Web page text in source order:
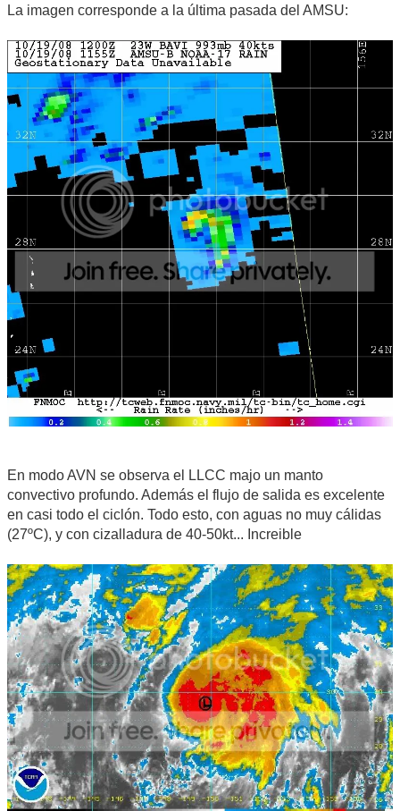
La imagen corresponde a la última pasada del AMSU:
En modo AVN se observa el LLCC majo un manto
convectivo profundo. Además el flujo de salida es excelente
en casi todo el ciclón. Todo esto, con aguas no muy cálidas
(27ºC), y con cizalladura de 40-50kt... Increible